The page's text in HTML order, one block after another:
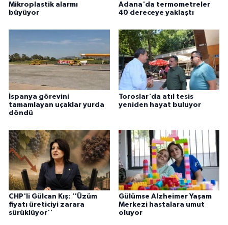
Mikroplastik alarmı
büyüyor
Adana'da termometreler
40 dereceye yaklaştı
İspanya görevini
tamamlayan uçaklar yurda
döndü
Toroslar'da atıl tesis
yeniden hayat buluyor
CHP'li Gülcan Kış: ''Üzüm
fiyatı üreticiyi zarara
sürüklüyor''
Gülümse Alzheimer Yaşam
Merkezi hastalara umut
oluyor